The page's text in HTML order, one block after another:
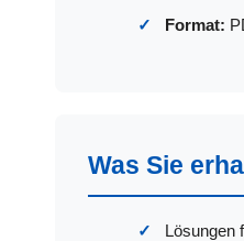
Format:
Was Sie
Lösungen